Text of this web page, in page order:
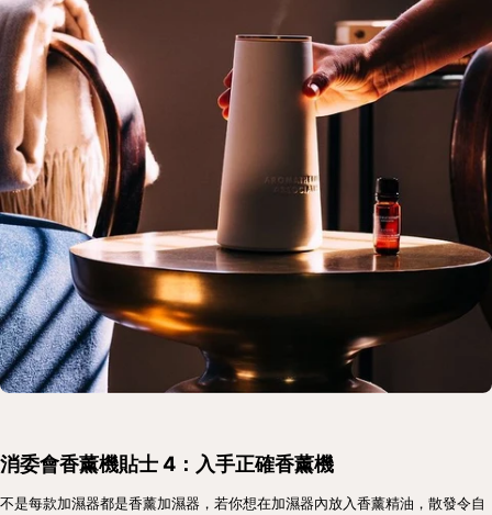
消委會香薰機貼士 4：入手正確香薰機
不是每款加濕器都是香薰加濕器，若你想在加濕器內放入香薰精油，散發令自